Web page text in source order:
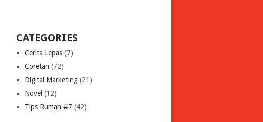
CATEGORIES
Cerita Lepas (7)
Coretan (72)
Digital Marketing (21)
Novel (12)
Tips Rumah #7 (42)